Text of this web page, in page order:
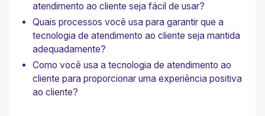
atendimento ao cliente seja fácil de usar?
Quais processos você usa para garantir que a
tecnologia de atendimento ao cliente seja mantida
adequadamente?
Como você usa a tecnologia de atendimento ao
cliente para proporcionar uma experiência positiva
ao cliente?